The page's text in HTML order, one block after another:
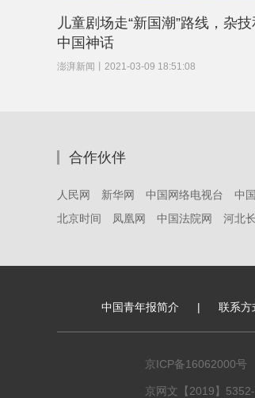
儿童剧场走“新国潮”路线，杂
中国神话
澎湃新闻 2021-03-09 18:51:08
合作伙伴
人民网 新华网 中国网络电视台 中
北京时间
凤凰网 中国法院网 河北
中国青年报简介 | 联系方
京ICP备16062000号
京网文【2019】